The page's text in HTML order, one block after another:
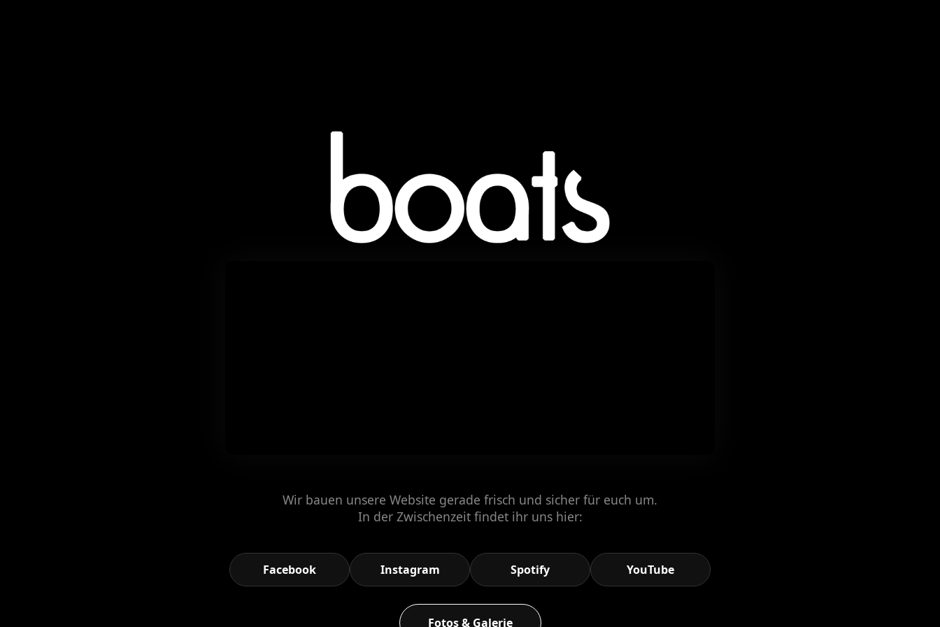
Wir bauen unsere Website gerade frisch und sicher für euch um.
In der Zwischenzeit findet ihr uns hier:
Facebook Instagram Spotify YouTube
Fotos & Galerie